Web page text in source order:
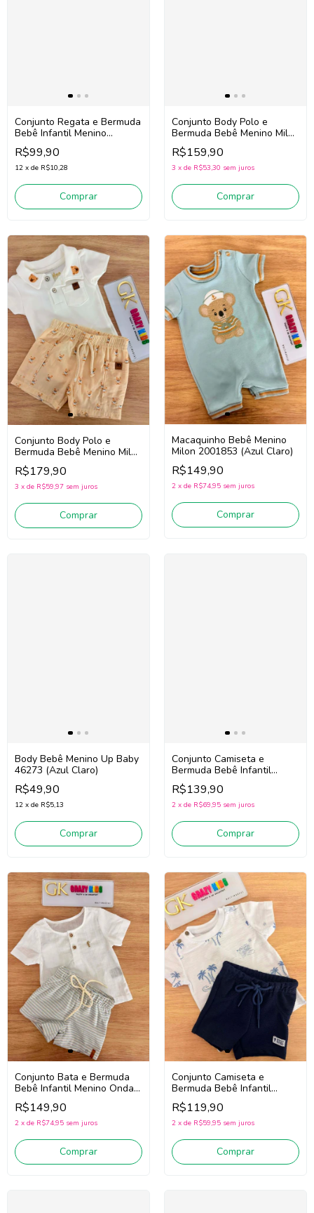
Conjunto Regata e Bermuda
Bebê Infantil Menino
Divertto 16391
(Verde/Bege)
R$99,90
12 x de R$10,28
Comprar
Conjunto Body Polo e
Bermuda Bebê Menino Milon
2001864 (Azul/Bege Escuro)
R$159,90
3 x de R$53,30 sem juros
Comprar
Conjunto Body Polo e
Bermuda Bebê Menino Milon
2001867 (Off White/Bege)
R$179,90
3 x de R$59,97 sem juros
Comprar
Macaquinho Bebê Menino
Milon 2001853 (Azul Claro)
R$149,90
2 x de R$74,95 sem juros
Comprar
Body Bebê Menino Up Baby
46273 (Azul Claro)
R$49,90
12 x de R$5,13
Comprar
Conjunto Camiseta e
Bermuda Bebê Infantil
Menino Luc.boo 97204 (Off
White/Marinho)
R$139,90
2 x de R$69,95 sem juros
Comprar
Conjunto Bata e Bermuda
Bebê Infantil Menino Onda
Marinha 1263037
(Branco/Cinza)
R$149,90
2 x de R$74,95 sem juros
Comprar
Conjunto Camiseta e
Bermuda Bebê Infantil
Menino Onda Marinha
1263027 (Off
White/Marinho)
R$119,90
2 x de R$59,95 sem juros
Comprar